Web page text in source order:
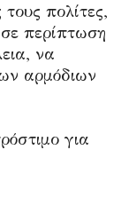
πολίτες,
σε περίπτωση
να
αρμόδιων
για